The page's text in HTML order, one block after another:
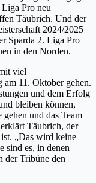
Pro neu
Täubrich. Und der
2024/2025
Sparda 2. Liga Pro
in den Norden.
viel
am 11. Oktober gehen.
und dem Erfolg
bleiben können,
und das Team
Täubrich, der
„Das wird keine
sind es, in denen
der Tribüne den